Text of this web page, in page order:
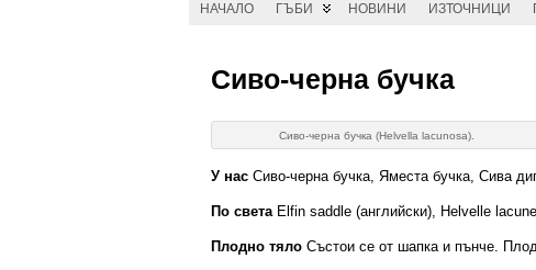
НАЧАЛО ГЪБИ НОВИНИ ИЗТОЧНИЦИ
Сиво-черна бучка
Сиво-черна бучка (Helvella lacunosa).
У нас Сиво-черна бучка, Яместа бучка, Сива
По светаElfin saddle (английски), Helvelle
Плодно тяло Състои се от шапка и пънче.